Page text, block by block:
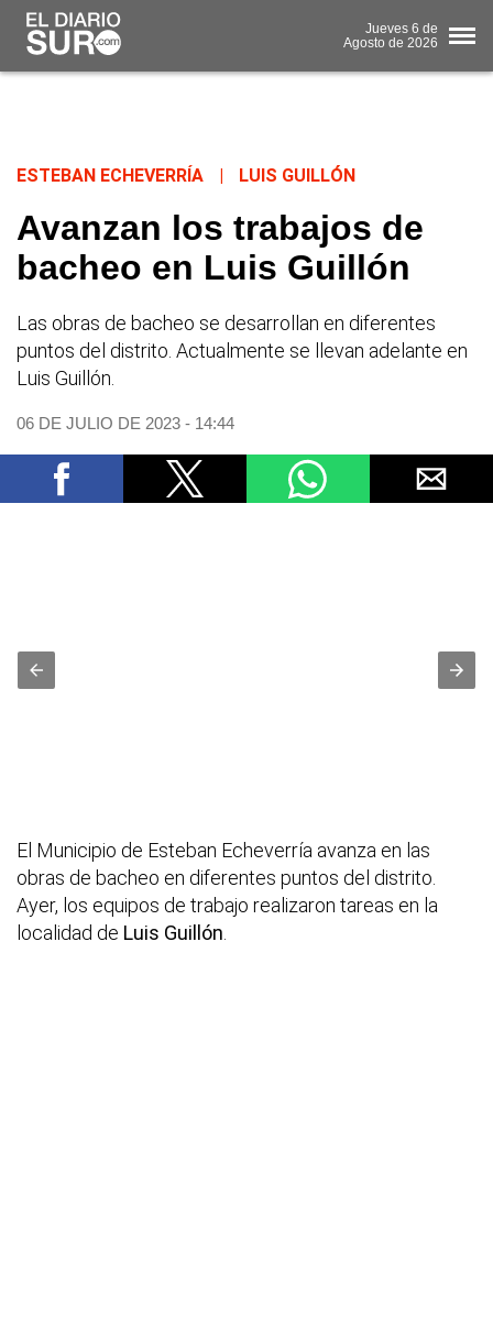
Jueves 6 de
Agosto de 2026
ESTEBAN ECHEVERRÍA LUIS GUILLÓN
Avanzan los trabajos de
bacheo en Luis Guillón
Las obras de bacheo se desarrollan en diferentes
puntos del distrito. Actualmente se llevan adelante en
Luis Guillón.
06 DE JULIO DE 2023 - 14:44
El Municipio de Esteban Echeverría avanza en las
obras de bacheo en diferentes puntos del distrito.
Ayer, los equipos de trabajo realizaron tareas en la
localidad de Luis Guillón.